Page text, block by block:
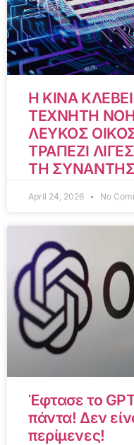
Η ΚΙΝΑ
ΤΕΧΝΗΤΗ
ΛΕΥΚΟΣ
ΤΡΑΠΕΖΙ
ΤΗ
April 24, 2026 No
Έφτασε το
πάντα! Δεν
περίμενες!